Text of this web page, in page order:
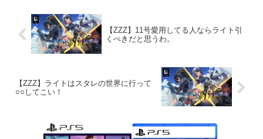
【ZZZ】11号愛用してる人ならライト引
くべきだと思うわ。
【ZZZ】ライトはスタレの世界に行って
○○してこい！